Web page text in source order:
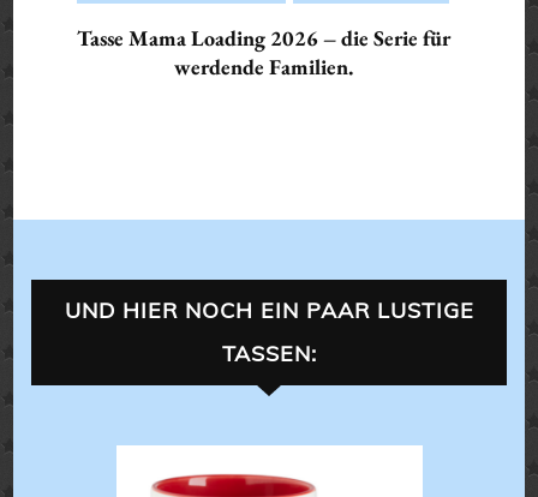
Tasse Mama Loading 2026 – die Serie für
werdende Familien.
UND HIER NOCH EIN PAAR LUSTIGE
TASSEN:
ALLES